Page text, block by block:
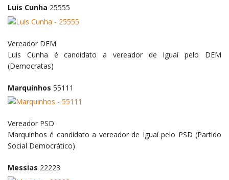
Luis Cunha 25555
Vereador DEM
Luis Cunha é candidato a vereador de Iguaí pelo DEM
(Democratas)
Marquinhos 55111
Vereador PSD
Marquinhos é candidato a vereador de Iguaí pelo PSD (Partido
Social Democrático)
Messias 22223